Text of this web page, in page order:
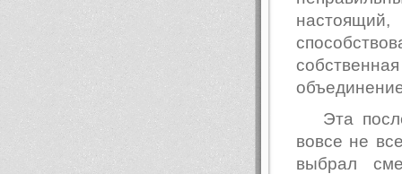
Эта
вовсе не
выбрал